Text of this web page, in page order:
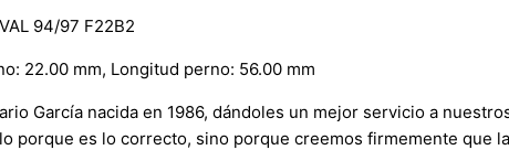
94/97 F22B2
22.00 mm, Longitud perno: 56.00 mm
García nacida en 1986, dándoles un mejor servicio a
porque es lo correcto, sino porque creemos firmemente que